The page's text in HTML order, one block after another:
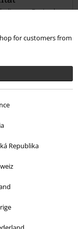
for customers from
Republika
die vom Design her
schon
zu empfehlen
1